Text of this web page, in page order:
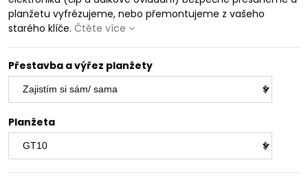
planžetu vyfrézujeme, nebo přemontujeme z vašeho
starého klíče. Čtěte více
Přestavba a výřez planžety
Planžeta